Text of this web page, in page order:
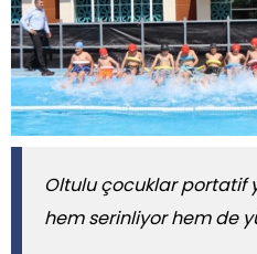
Oltulu çocuklar portatif
hem serinliyor hem de